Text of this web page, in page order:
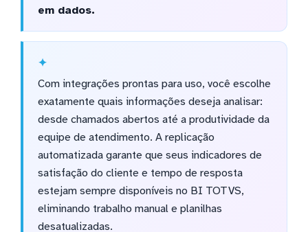
em dados.
Com integrações prontas para uso, você escolhe
exatamente quais informações deseja analisar:
desde chamados abertos até a produtividade da
equipe de atendimento. A replicação
automatizada garante que seus indicadores de
satisfação do cliente e tempo de resposta
estejam sempre disponíveis no BI TOTVS,
eliminando trabalho manual e planilhas
desatualizadas.